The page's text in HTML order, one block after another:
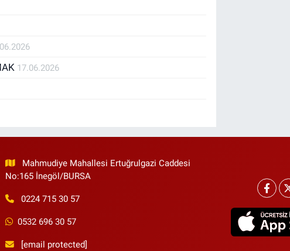
önemsiyorum.
17.06.2026
Mahmudiye Mahallesi Ertuğrulgazi Caddesi
No:165 İnegöl/BURSA
0224 715 30 57
0532 696 30 57
[email protected]